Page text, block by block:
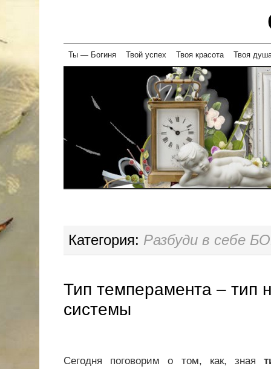
Skip
content
Ты — Богиня Твой успех Твоя красота Твоя
Категория: Разбуди в себе
Тип темперамента – тип
системы
Сегодня поговорим о том, как, зная